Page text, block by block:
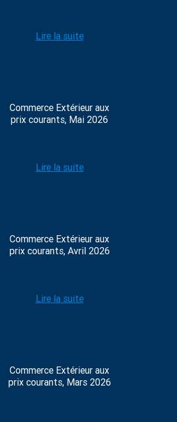
Lire la suite
Commerce Extérieur aux
prix courants, Mai 2026
Lire la suite
Commerce Extérieur aux
prix courants, Avril 2026
Lire la suite
Commerce Extérieur aux
prix courants, Mars 2026